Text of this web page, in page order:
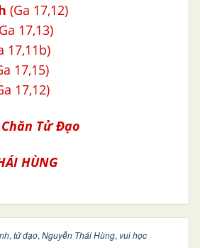
(Ga 17,12)
17,13)
17,11b)
17,15)
17,12)
Tử Đạo
HÙNG
, tử đạo, Nguyễn Thái Hùng, vui học